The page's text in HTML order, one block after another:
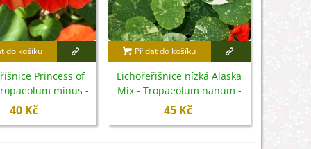
do košíku
Princess of
minus -
- 15 ks
40 Kč
Přidat do košíku
Lichořeřišnice nízká Alaska
Mix - Tropaeolum nanum -
semena - 15 ks
45 Kč